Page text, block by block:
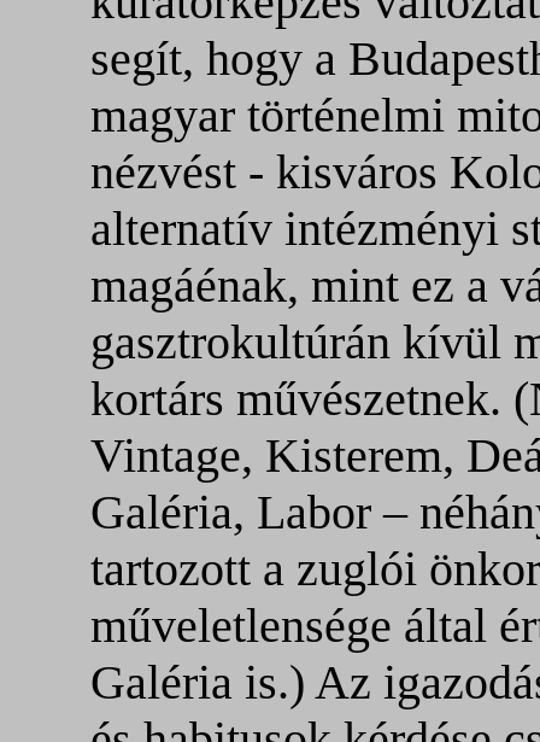
segít, hogy a
magyar történelmi
nézvést - kisváros
alternatív intézményi
magáénak, mint ez a
gasztrokultúrán kívül
kortárs művészetnek.
Vintage, Kisterem,
Galéria, Labor –
tartozott a zuglói
műveletlensége által
Galéria is.) Az